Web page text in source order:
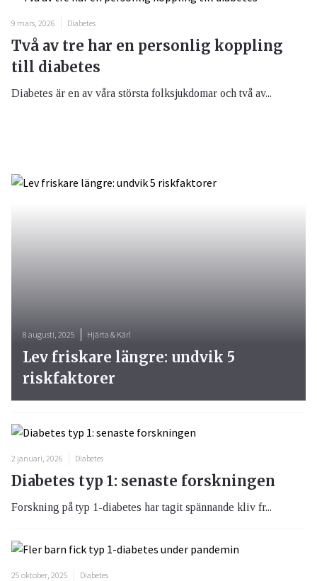
9 mars, 2026 Diabetes
Två av tre har en personlig koppling
till diabetes
Diabetes är en av våra största folksjukdomar och två av...
2 januari, 2026 Diabetes
Diabetes typ 1: senaste forskningen
Forskning på typ 1-diabetes har tagit spännande kliv fr...
25 oktober, 2025 Diabetes
8 augusti, 2025 Hjärta & Kärl
Lev friskare längre: undvik 5
riskfaktorer